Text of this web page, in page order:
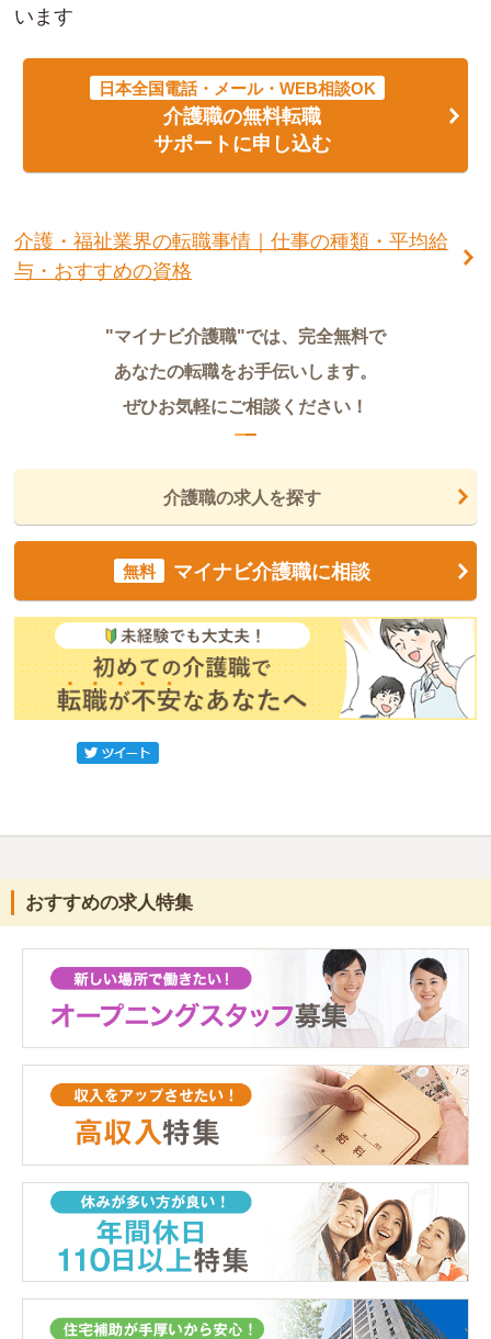
います
日本全国電話・メール・WEB相談OK
介護職の無料転職
サポートに申し込む
介護・福祉業界の転職事情｜仕事の種類・平均給
与・おすすめの資格
"マイナビ介護職"では、完全無料で
あなたの転職をお手伝いします。
ぜひお気軽にご相談ください！
介護職の求人を探す
無料 マイナビ介護職に相談
おすすめの求人特集